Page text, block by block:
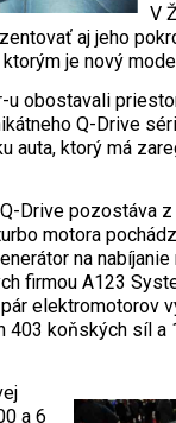
V
aj jeho
je nový
u obostavali
Q-Drive
auta, ktorý má
Drive pozostáva
motora
na
firmou A123
elektromotorov
403 koňských síl a
a 6